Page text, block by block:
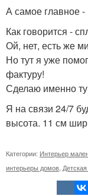
А самое главное -
Как говорится -
Ой, нет, есть же
Но тут я уже
фактуру!
Сделаю именно
Я на связи 24/7
высота. 11 см
Категории: Интерьер
интерьеры домов